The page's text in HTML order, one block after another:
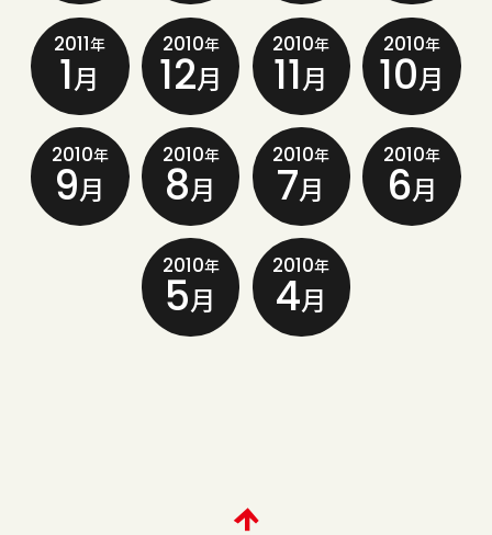
2011年
1月
2010年
12月
2010年
11月
2010年
10月
2010年
9月
2010年
8月
2010年
7月
2010年
6月
2010年
5月
2010年
4月